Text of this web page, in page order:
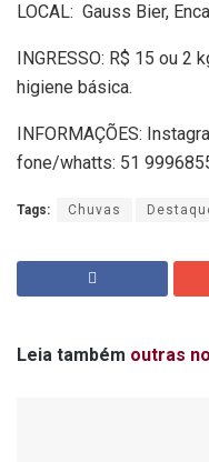
LOCAL: Gauss Bier,
INGRESSO: R$ 15 ou
higiene básica.
INFORMAÇÕES:
fone/whatts: 51
Tags: Chuvas
Leia também outras